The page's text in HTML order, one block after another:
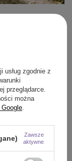
które
idealny
inne
to złożony
po
przypisanych do
usług zgodnie z
przeglądarce.
można
.
Zawsze
aktywne